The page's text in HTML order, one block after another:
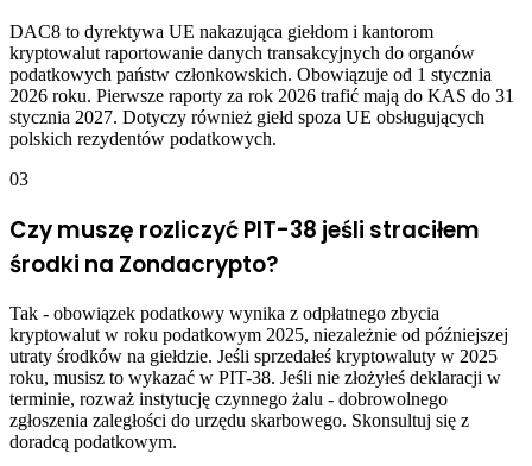
DAC8 to dyrektywa UE nakazująca giełdom i kantorom
kryptowalut raportowanie danych transakcyjnych do organów
podatkowych państw członkowskich. Obowiązuje od 1 stycznia
2026 roku. Pierwsze raporty za rok 2026 trafić mają do KAS do 31
stycznia 2027. Dotyczy również giełd spoza UE obsługujących
polskich rezydentów podatkowych.
03
Czy muszę rozliczyć PIT-38 jeśli straciłem
środki na Zondacrypto?
Tak - obowiązek podatkowy wynika z odpłatnego zbycia
kryptowalut w roku podatkowym 2025, niezależnie od późniejszej
utraty środków na giełdzie. Jeśli sprzedałeś kryptowaluty w 2025
roku, musisz to wykazać w PIT-38. Jeśli nie złożyłeś deklaracji w
terminie, rozważ instytucję czynnego żalu - dobrowolnego
zgłoszenia zaległości do urzędu skarbowego. Skonsultuj się z
doradcą podatkowym.